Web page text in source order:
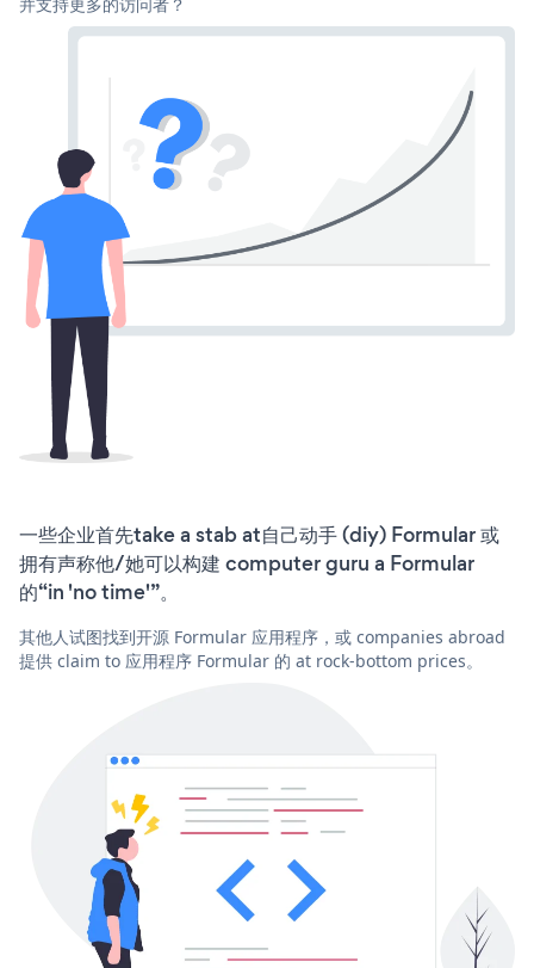
一些企业首先take a stab at自己动手 (diy) Formular 或
拥有声称他/她可以构建 computer guru a Formular
的“in 'no time'”。
其他人试图找到开源 Formular 应用程序，或 companies abroad
提供 claim to 应用程序 Formular 的 at rock-bottom prices。